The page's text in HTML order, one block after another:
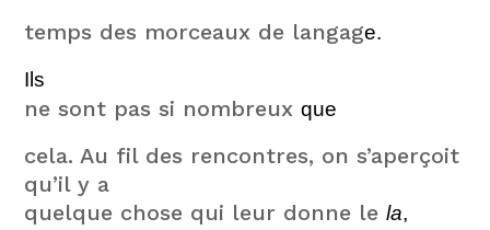
temps des morceaux de langage.
Ils
ne sont pas si nombreuxque
cela. Au fil des rencontres, on s’aperçoit
qu’il y a
quelque chose qui leur donne lela,